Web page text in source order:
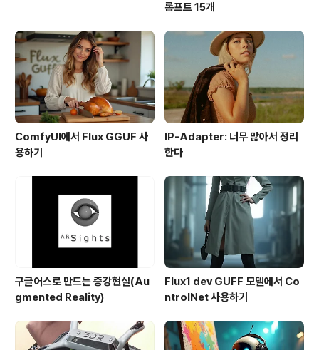
롬프트 15개
ComfyUI에서 Flux GGUF 사
용하기
IP-Adapter: 너무 많아서 정리
한다
구글어스로 만드는 증강현실(Au
gmented Reality)
Flux1 dev GUFF 모델에서 Co
ntrolNet 사용하기